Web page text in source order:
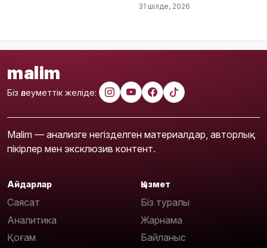
31 шілде, 2026
malim
Біз әлеуметтік желіде:
Malim — анализге негізделген материалдар, авторлық
пікірлер мен эксклюзив контент.
Айдарлар
Саясат
Аналитика
Қоғам
Қызмет
Біз туралы
Жарнама
Байланыс